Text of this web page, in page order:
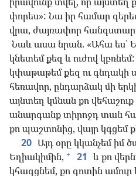
փորես»: Նա իր համար
վրա, ժայռափոր
Նաև ասա նրան. «Ահա ես՝
կնետեմ քեզ և ուժով կբռնեմ:
կփաթաթեմ քեզ ու գնդակի
հեռավոր, ընդարձակ մի
այնտեղ կմնան քո
անարգանք տիրոջդ տան
քո պաշտոնից, վայր կգցեմ
20 Այդ օրը կկանչեմ իմ
Եղիակիմին, + 21 և քո
կհագցնեմ, քո գոտին